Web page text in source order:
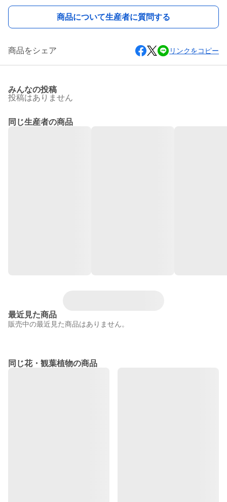
商品について生産者に質問する
商品をシェア リンクをコピー
みんなの投稿
投稿はありません
同じ生産者の商品
最近見た商品
販売中の最近見た商品はありません。
同じ花・観葉植物の商品